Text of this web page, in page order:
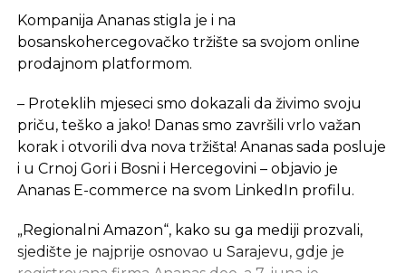
tehničke dokumentacije tada bila u toku. Tada je i
rečeno da se na proljeće 2024. godine planira
polaganje kamena temeljca za izgradnju ovog
metara, sa planiranim rokom od 24 mjeseca, a tada
je procijenjeno da će okvirna vrijednost objekta,
neophodnom opremom i laboratorijom, iznositi 15
mil EUR.
odobrio sredstva za dva projekta u Srpskoj– jedan
je izgradnja Studentskog centra u Foči, a drugi
Kompanija Ananas stigla je i na
bosanskohercegovačko tržište sa svojom online
prodajnom platformom.
– Proteklih mjeseci smo dokazali da živimo svoju
priču, teško a jako! Danas smo završili vrlo važan
korak i otvorili dva nova tržišta! Ananas sada posluje
i u Crnoj Gori i Bosni i Hercegovini – objavio je
Ananas E-commerce na svom LinkedIn profilu.
„Regionalni Amazon“, kako su ga mediji prozvali,
sjedište je najprije osnovao u Sarajevu, gdje je